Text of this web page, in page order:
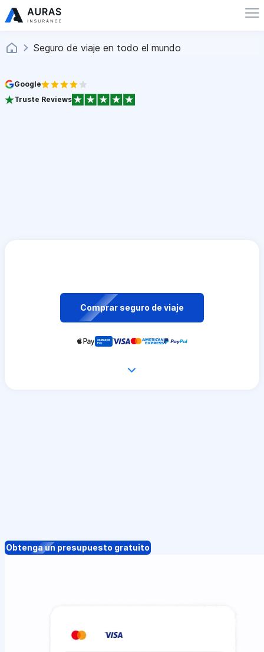
Seguro de viaje en todo el mundo
Google
Truste Reviews
Comprar seguro de viaje
Obtenga un presupuesto gratuito